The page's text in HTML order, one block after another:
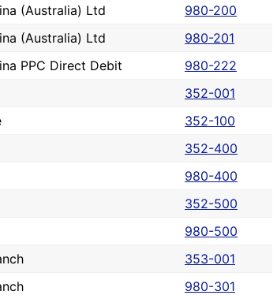
(Australia) Ltd
980-200
(Australia) Ltd
980-201
PPC Direct Debit
980-222
352-001
352-100
352-400
980-400
352-500
980-500
353-001
980-301